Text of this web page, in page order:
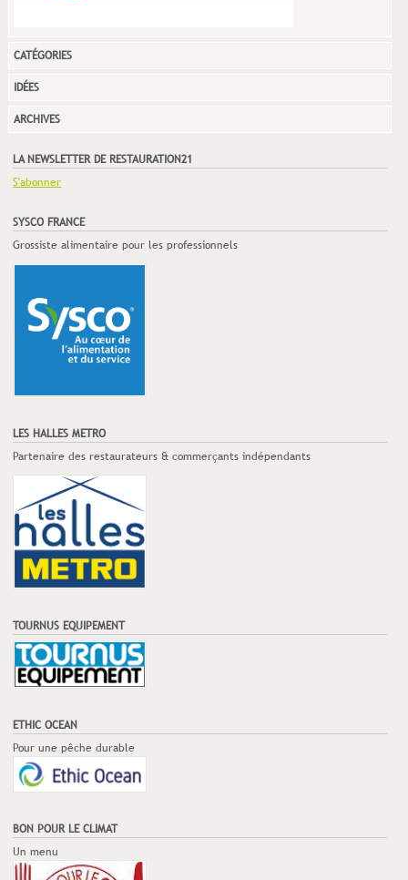
CATÉGORIES
IDÉES
ARCHIVES
LA NEWSLETTER DE RESTAURATION21
S'abonner
SYSCO FRANCE
Grossiste alimentaire pour les professionnels
LES HALLES METRO
Partenaire des restaurateurs & commerçants indépendants
TOURNUS EQUIPEMENT
ETHIC OCEAN
Pour une pêche durable
BON POUR LE CLIMAT
Un menu